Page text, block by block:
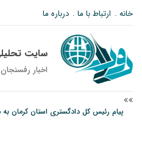
خانه ارتباط با ما درباره ما
سایت
اخبار